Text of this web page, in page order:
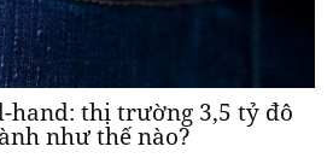
hand: thị trường 3,5 tỷ đô
như thế nào?